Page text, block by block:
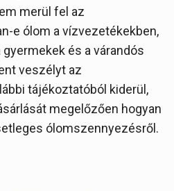
merül fel az
e ólom a vízvezetékekben,
gyermekek és a várandós
veszélyt az
tájékoztatóból kiderül,
megelőzően hogyan
ólomszennyezésről.